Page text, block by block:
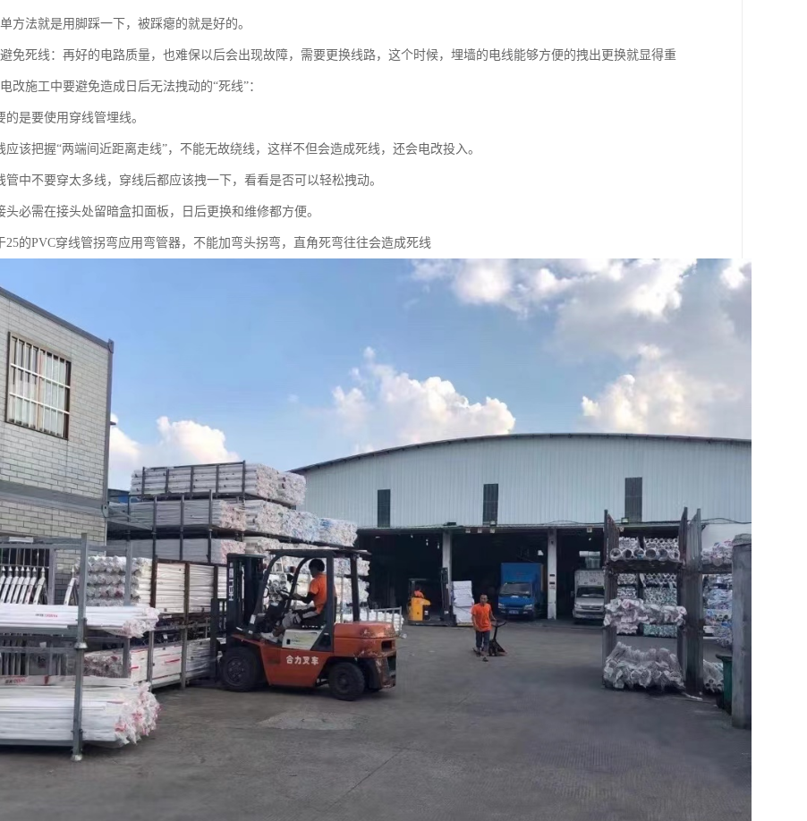
方法就是用脚踩一下，被踩瘪的就是好的。
免死线：再好的电路质量，也难保以后会出现故障，需要更换线路，这个时候，埋墙的电线能够方便的拽出更换就显得重
改施工中要避免造成日后无法拽动的“死线”：
的是要使用穿线管埋线。
应该把握“两端间近距离走线”，不能无故绕线，这样不但会造成死线，还会电改投入。
管中不要穿太多线，穿线后都应该拽一下，看看是否可以轻松拽动。
头必需在接头处留暗盒扣面板，日后更换和维修都方便。
25的PVC穿线管拐弯应用弯管器，不能加弯头拐弯，直角死弯往往会造成死线